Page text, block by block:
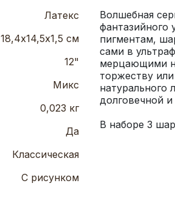
Латекс
18,4х14,5х1,5 см
12"
Микс
0,023 кг
Да
Классическая
С рисунком
Волшебная
фантазийного
пигментам,
сами в
мерцающими
торжеству
натурального
В наборе 3